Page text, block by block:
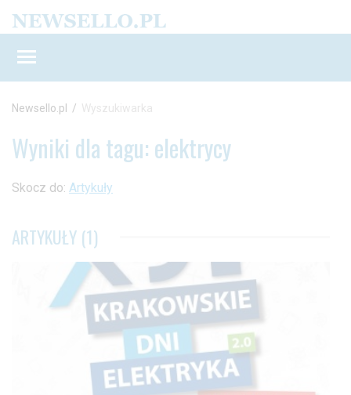
Newsello.pl / Wyszukiwarka
Wyniki dla tagu: elektrycy
Skocz do: Artykuły
ARTYKUŁY (1)